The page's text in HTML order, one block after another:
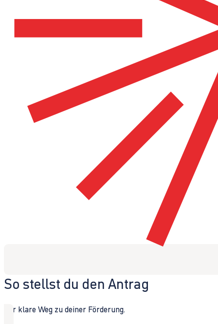
So stellst du den Antrag
Der klare Weg zu deiner Förderung.